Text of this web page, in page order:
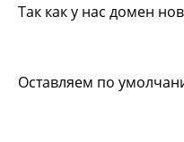
Так как у нас домен
Оставляем по